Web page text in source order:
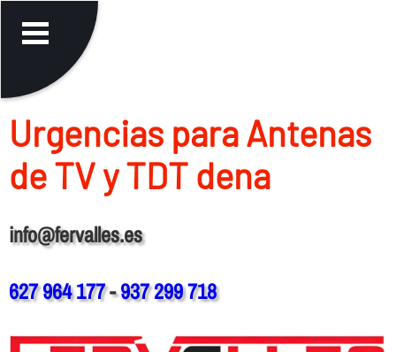
Urgencias para Antenas
de TV y TDT dena
info@fervalles.es
627 964 177-937 299 718